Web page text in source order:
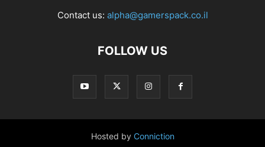
Contact us: alpha@gamerspack.co.il
FOLLOW US
Hosted by Conniction